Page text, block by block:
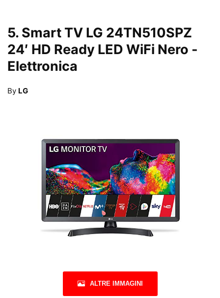
5. Smart TV LG 24TN510SPZ
24′ HD Ready LED WiFi Nero -
Elettronica
By LG
ALTRE IMMAGINI